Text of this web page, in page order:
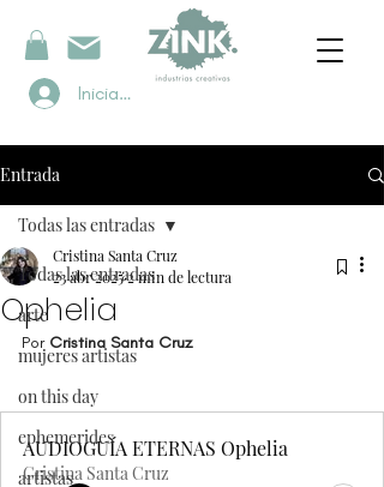
Iniciar sesión
Entrada
Todas las entradas
arte
mujeres artistas
on this day
ephemerides
artistas
Todas las entradas
Ophelia
Cristina Santa Cruz
23 abr 20252 min de lectura
Por Cristina Santa Cruz
AUDIOGUÍA ETERNAS Ophelia
Cristina Santa Cruz